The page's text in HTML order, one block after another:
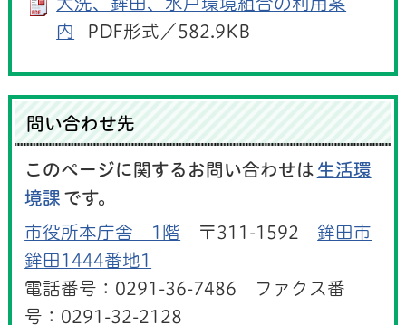
内
PDF形式／582.9KB
問い合わせ先
このページに関するお問い合わせは 生活環
境課 です。
市役所本庁舎 1階 〒311-1592 鉾田市
鉾田1444番地1
電話番号：0291-36-7486 ファクス番
号：0291-32-2128